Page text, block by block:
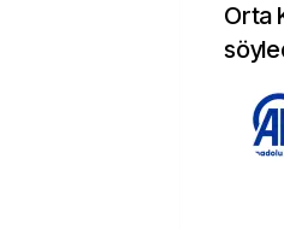
Orta